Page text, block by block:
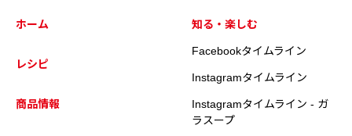
ホーム
レシピ
商品情報
知る・楽しむ
Facebookタイムライン
Instagramタイムライン
Instagramタイムライン - ガ
ラスープ